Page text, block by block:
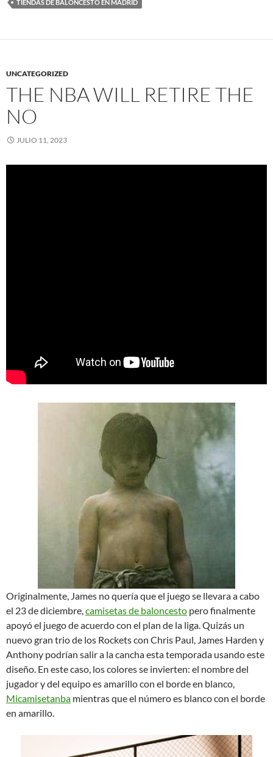
TIENDAS DE BALONCESTO EN MADRID
UNCATEGORIZED
THE NBA WILL RETIRE THE
NO
JULIO 11, 2023
Originalmente, James no quería que el juego se llevara a cabo
el 23 de diciembre, camisetas de baloncesto pero finalmente
apoyó el juego de acuerdo con el plan de la liga. Quizás un
nuevo gran trio de los Rockets con Chris Paul, James Harden y
Anthony podrían salir a la cancha esta temporada usando este
diseño. En este caso, los colores se invierten: el nombre del
jugador y del equipo es amarillo con el borde en blanco,
Micamisetanba mientras que el número es blanco con el borde
en amarillo.